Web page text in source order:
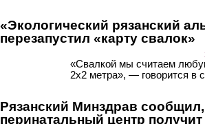
«Экологический рязанский
перезапустил «карту свалок»
«Свалкой мы считаем
2х2 метра», — говорится в
Рязанский Минздрав сообщил,
перинатальный центр